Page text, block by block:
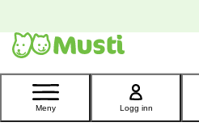
Kontakt
kundeservice
Meny Logg inn